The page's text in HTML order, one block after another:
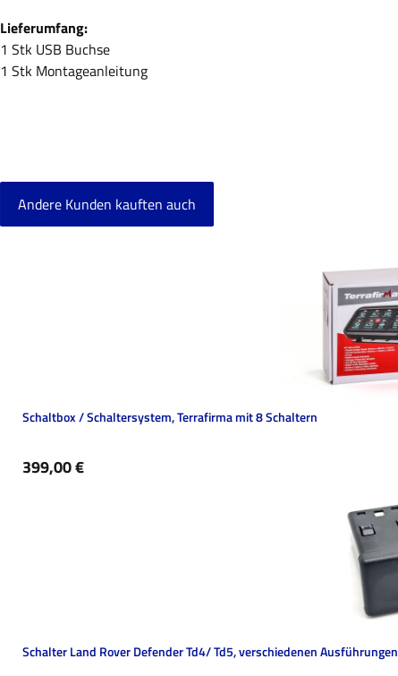
Lieferumfang:
1 Stk USB Buchse
1 Stk Montageanleitung
Andere Kunden kauften auch
Schaltbox / Schaltersystem, Terrafirma mit 8 Schaltern
Regulärer Preis:
399,00 €
Schalter Land Rover Defender Td4/ Td5, verschiedenen Ausführungen